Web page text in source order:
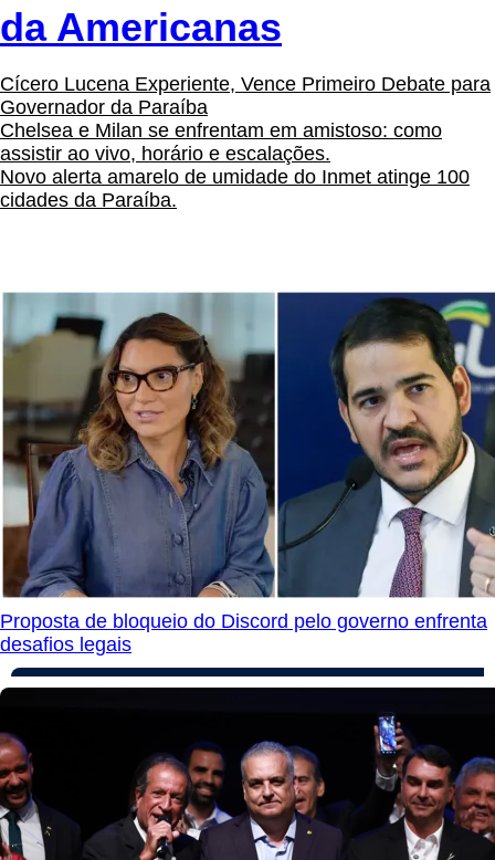
da Americanas
Cícero Lucena Experiente, Vence Primeiro Debate para
Governador da Paraíba
Chelsea e Milan se enfrentam em amistoso: como
assistir ao vivo, horário e escalações.
Novo alerta amarelo de umidade do Inmet atinge 100
cidades da Paraíba.
Proposta de bloqueio do Discord pelo governo enfrenta
desafios legais